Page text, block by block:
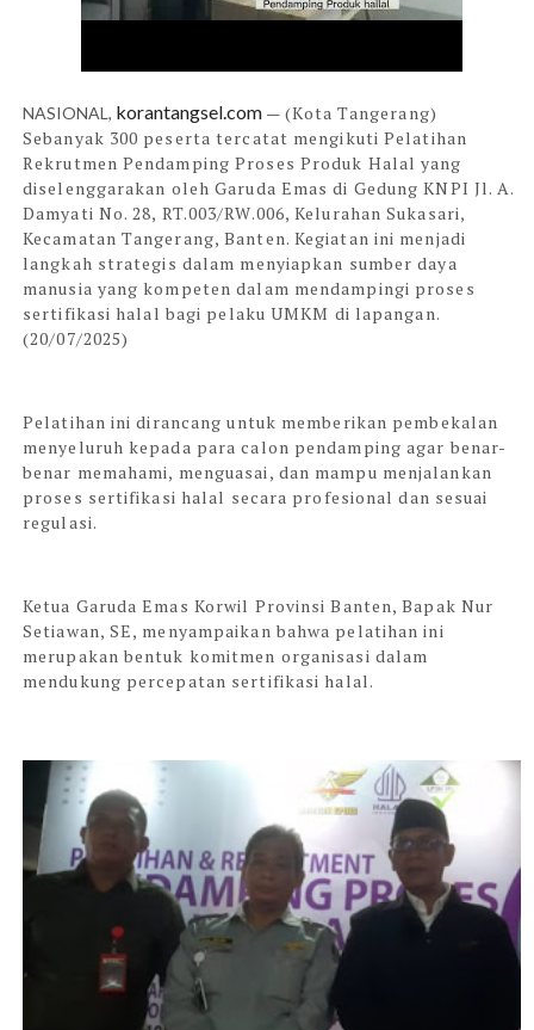
NASIONAL, korantangsel.com — (Kota Tangerang)
Sebanyak 300 peserta tercatat mengikuti Pelatihan
Rekrutmen Pendamping Proses Produk Halal yang
diselenggarakan oleh Garuda Emas di Gedung KNPI Jl. A.
Damyati No. 28, RT.003/RW.006, Kelurahan Sukasari,
Kecamatan Tangerang, Banten. Kegiatan ini menjadi
langkah strategis dalam menyiapkan sumber daya
manusia yang kompeten dalam mendampingi proses
sertifikasi halal bagi pelaku UMKM di lapangan.
(20/07/2025)
Pelatihan ini dirancang untuk memberikan pembekalan
menyeluruh kepada para calon pendamping agar benar-
benar memahami, menguasai, dan mampu menjalankan
proses sertifikasi halal secara profesional dan sesuai
regulasi.
Ketua Garuda Emas Korwil Provinsi Banten, Bapak Nur
Setiawan, SE, menyampaikan bahwa pelatihan ini
merupakan bentuk komitmen organisasi dalam
mendukung percepatan sertifikasi halal.